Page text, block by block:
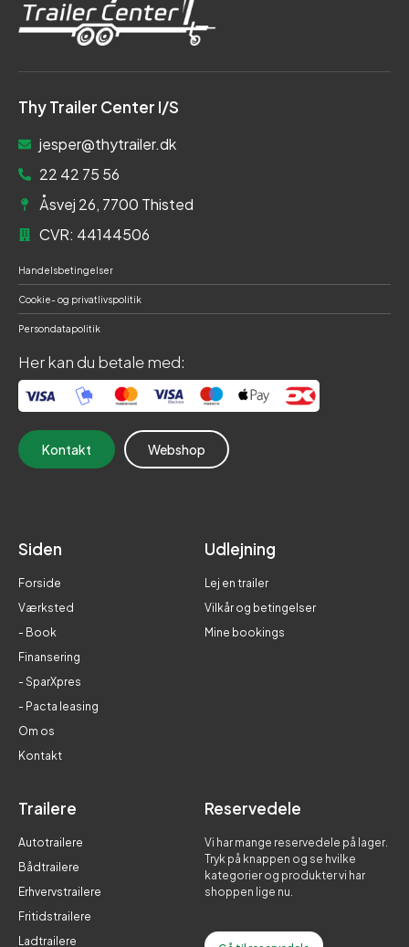
Thy Trailer Center I/S
jesper@thytrailer.dk
22 42 75 56
Åsvej 26, 7700 Thisted
CVR: 44144506
Handelsbetingelser
Cookie- og privatlivspolitik
Persondatapolitik
Her kan du betale med:
Kontakt Webshop
Siden
Forside
Værksted
- Book
Finansering
- SparXpres
- Pacta leasing
Om os
Kontakt
Udlejning
Lej en trailer
Vilkår og betingelser
Mine bookings
Trailere
Autotrailere
Bådtrailere
Erhvervstrailere
Fritidstrailere
Ladtrailere
Reservedele
Vi har mange reservedele på lager.
Tryk på knappen og se hvilke
kategorier og produkter vi har
shoppen lige nu.